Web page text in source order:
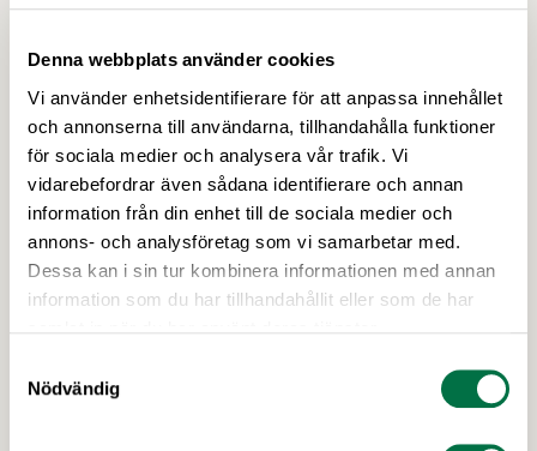
Denna webbplats använder cookies
Vi använder enhetsidentifierare för att anpassa innehållet
och annonserna till användarna, tillhandahålla funktioner
för sociala medier och analysera vår trafik. Vi
vidarebefordrar även sådana identifierare och annan
information från din enhet till de sociala medier och
annons- och analysföretag som vi samarbetar med.
Dessa kan i sin tur kombinera informationen med annan
information som du har tillhandahållit eller som de har
Nödvändig
stärker Sveriges livsmedelsförsörjning.
Biosociety främjar snabba idéer,
fossilfrihet och resiliens i vårens
18 FEBRUARI 2026
Formas har nu öppnat två utlysningar inom
Biosociety. En av utlysningarna skapar möjligheter